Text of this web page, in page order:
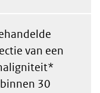
van een
30